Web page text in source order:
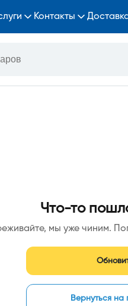
Контакты
Что-то
мы уже чиним.
Вернуться на